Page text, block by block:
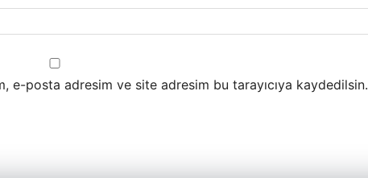
e-posta adresim ve site adresim bu tarayıcıya kaydedilsin.